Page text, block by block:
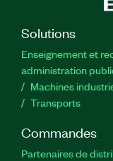
Solutions
Enseignement et
administration
Machines
Transports
Commandes
Partenaires de